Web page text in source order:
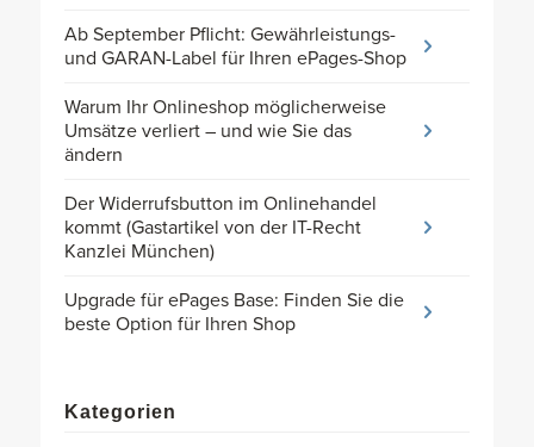
Ab September Pflicht: Gewährleistungs-
und GARAN-Label für Ihren ePages-Shop
Warum Ihr Onlineshop möglicherweise
Umsätze verliert – und wie Sie das
ändern
Der Widerrufsbutton im Onlinehandel
kommt (Gastartikel von der IT-Recht
Kanzlei München)
Upgrade für ePages Base: Finden Sie die
beste Option für Ihren Shop
Kategorien